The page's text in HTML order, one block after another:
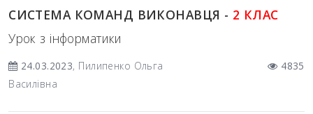
СИСТЕМА КОМАНД ВИКОНАВЦЯ - 2 КЛАС
Урок з інформатики
24.03.2023, Пилипенко Ольга
Василівна
4835